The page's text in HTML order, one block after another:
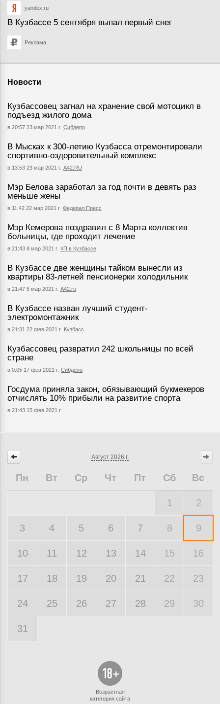
yandex.ru
В Кузбассе 5 сентября выпал первый снег
Реклама
Новости
Кузбассовец загнал на хранение свой мотоцикл в
подъезд жилого дома
в 20:57 23 мар 2021 г. Сибдепо
В Мысках к 300-летию Кузбасса отремонтировали
спортивно-оздоровительный комплекс
в 13:53 23 мар 2021 г. А42.RU
Мэр Белова заработал за год почти в девять раз
меньше жены
в 11:42 22 мар 2021 г. Федерал Пресс
Мэр Кемерова поздравил с 8 Марта коллектив
больницы, где проходит лечение
в 21:43 8 мар 2021 г. КП в Кузбассе
В Кузбассе две женщины тайком вынесли из
квартиры 83-летней пенсионерки холодильник
в 21:47 5 мар 2021 г. А42.ru
В Кузбассе назван лучший студент-
электромонтажник
в 21:31 22 фев 2021 г. Кузбасс
Кузбассовец развратил 242 школьницы по всей
стране
в 0:05 17 фев 2021 г. Сибдепо
Госдума приняла закон, обязывающий букмекеров
отчислять 10% прибыли на развитие спорта
в 21:43 15 фев 2021 г.
Август 2026 г.
Пн Вт Ср Чт Пт Сб Вс
1 2
3 4 5 6 7 8 9
10 11 12 13 14 15 16
17 18 19 20 21 22 23
24 25 26 27 28 29 30
31
Возрастная
категория сайта